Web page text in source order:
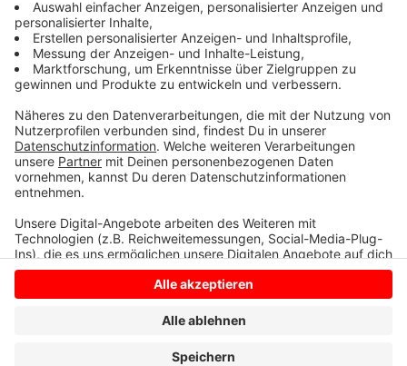
Christophorusgesellschaft, hier ist keine vier Tage
Woche vorgesehen. Das Krankenhaus sucht unter
anderem im Ausland nach Fachkräften.
Anzeige
Anzeige